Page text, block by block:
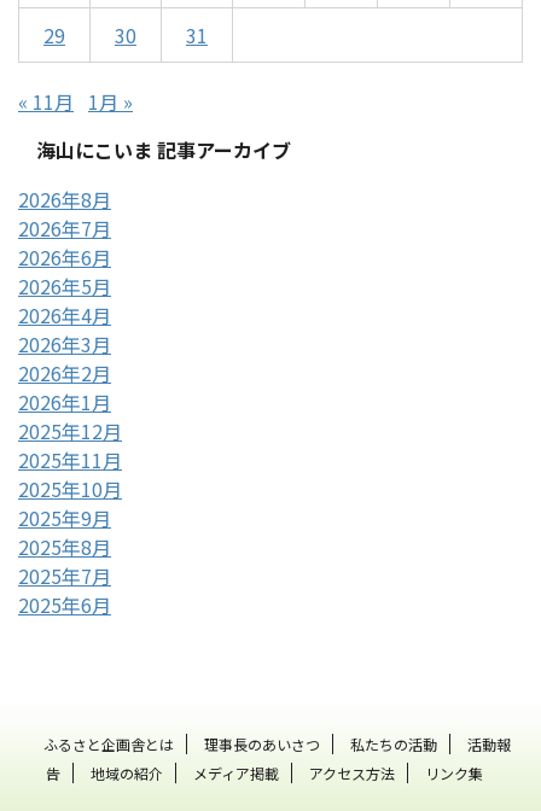
29
30 31
« 11月
1月 »
海山にこいま 記事アーカイブ
2026年8月
2026年7月
2026年6月
2026年5月
2026年4月
2026年3月
2026年2月
2026年1月
2025年12月
2025年11月
2025年10月
2025年9月
2025年8月
2025年7月
2025年6月
ふるさと企画舎とは 理事長のあいさつ 私たちの活動
活動報
告
地域の紹介 メディア掲載 アクセス方法 リンク集